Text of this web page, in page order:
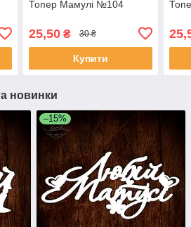
Топер Мамулі №104
25,50₴ 30 ₴
Купити
новинки
–15%